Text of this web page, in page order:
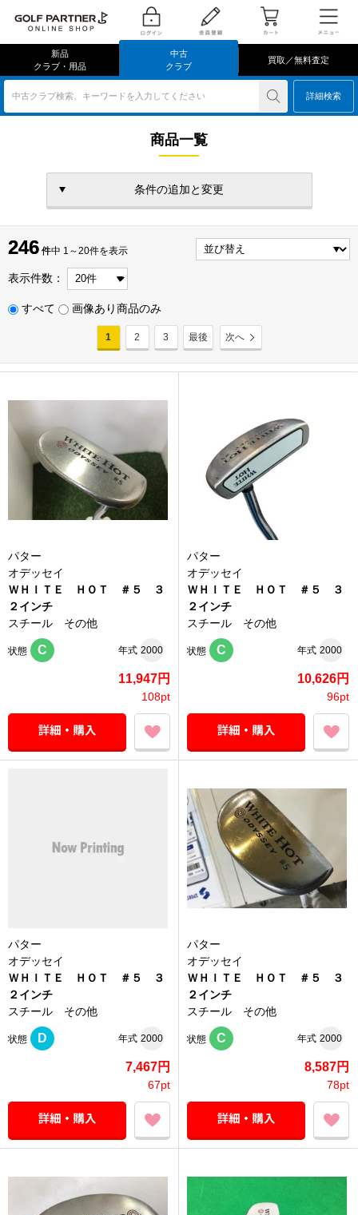
新品
クラブ・用品
中古
クラブ
買取／無料査定
中古クラブ検索、キーワードを入力してください 詳細検索
商品一覧
条件の追加と変更
246 件
246 件中 1～20件を表示
表示件数：
すべて 画像あり商品のみ
1 2 3 最後 次へ
パター
オデッセイ
ＷＨＩＴＥ ＨＯＴ ＃５ ３
２インチ
スチール その他
状態 C 年式 2000
11,947円
108pt
パター
オデッセイ
ＷＨＩＴＥ ＨＯＴ ＃５ ３
２インチ
スチール その他
状態 C 年式 2000
10,626円
96pt
パター
オデッセイ
ＷＨＩＴＥ ＨＯＴ ＃５ ３
２インチ
スチール その他
状態 D 年式 2000
7,467円
67pt
パター
オデッセイ
ＷＨＩＴＥ ＨＯＴ ＃５ ３
２インチ
スチール その他
状態 C 年式 2000
8,587円
78pt